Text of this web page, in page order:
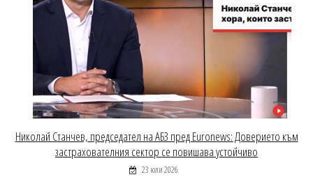
Николай Станчев, председател на АБЗ пред Euronews: Доверието към
застрахователния сектор се повишава устойчиво
23 юли 2026